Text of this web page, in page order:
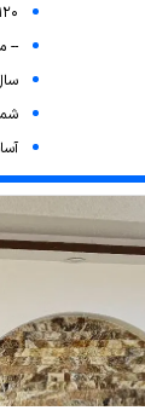
120 متر زیربنا
--